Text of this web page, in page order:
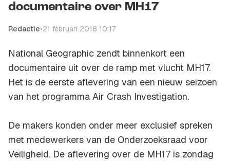
documentaire over MH17
Redactie•21 februari 2018 10:17
National Geographic zendt binnenkort een
documentaire uit over de ramp met vlucht MH17.
Het is de eerste aflevering van een nieuw seizoen
van het programma Air Crash Investigation.
De makers konden onder meer exclusief spreken
met medewerkers van de Onderzoeksraad voor
Veiligheid. De aflevering over de MH17 is zondag